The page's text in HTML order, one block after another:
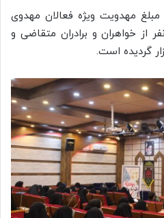
مهدویت ویژه فعالان مهدوی
استان با حضور بیش از ۱۵۰ نفر از خواهران و برادران متقاضی و
گردیده است.